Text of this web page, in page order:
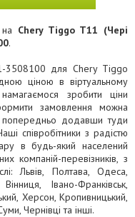
на Chery Tiggo T11 (Чері
.
3508100 для Chery Tiggo
ціною в віртуальному
зробити ціни
замовлення можна
додавши туди
співробітники з радістю
в будь-який населений
компаній-перевізників, з
Львів, Полтава, Одеса,
Івано-Франківськ,
Херсон, Кропивницький,
Чернівці та інші.